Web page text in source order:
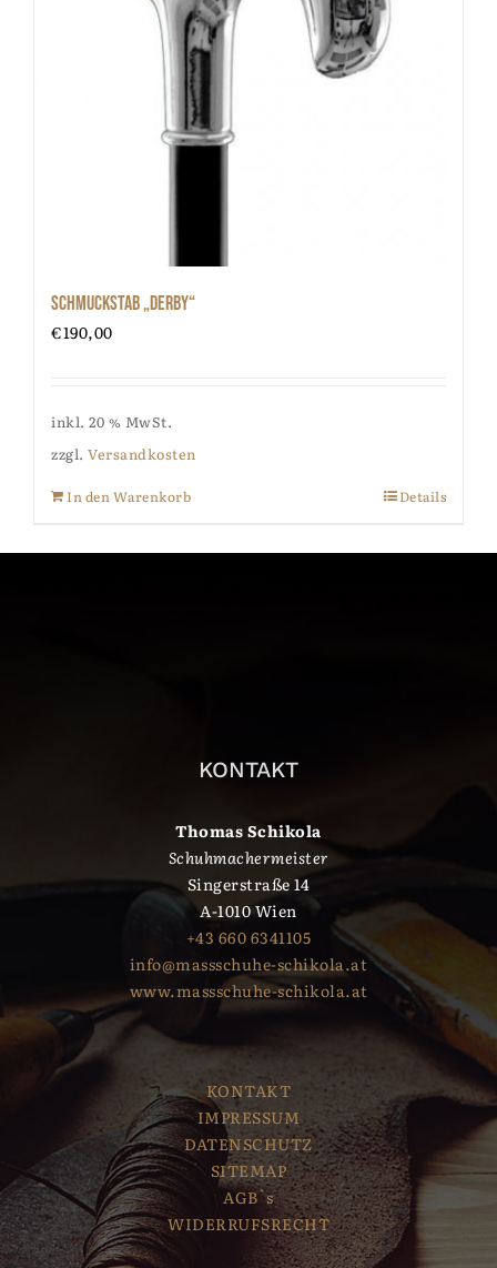
Schmuckstab „Derby“
€190,00
inkl. 20 % MwSt.
zzgl. Versandkosten
In den Warenkorb Details
KONTAKT
Thomas Schikola
Schuhmachermeister
Singerstraße 14
A-1010 Wien
+43 660 6341105
info@massschuhe-schikola.at
www.massschuhe-schikola.at
KONTAKT
IMPRESSUM
DATENSCHUTZ
SITEMAP
AGB`s
WIDERRUFSRECHT